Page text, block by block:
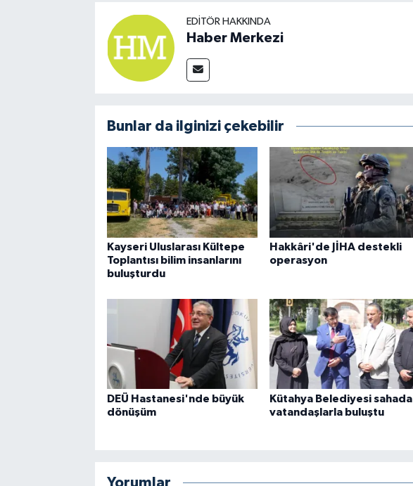
EDITÖR HAKKINDA
Haber Merkezi
Bunlar da ilginizi çekebilir
Kayseri Uluslarası Kültepe
Toplantısı bilim insanlarını
buluşturdu
Hakkâri'de JİHA destekli
operasyon
DEÜ Hastanesi'nde büyük
dönüşüm
Kütahya Belediyesi sahada
vatandaşlarla buluştu
Yorumlar